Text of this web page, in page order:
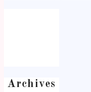
Archives